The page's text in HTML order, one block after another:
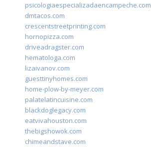
psicologiaespecializadaencampeche.com
dmtacos.com
crescentstreetprinting.com
hornopizza.com
driveadragster.com
hematologa.com
lizaivanov.com
guesttinyhomes.com
home-plow-by-meyer.com
palatelatincuisine.com
blackdoglegacy.com
eatvivahouston.com
thebigshowok.com
chimeandstave.com